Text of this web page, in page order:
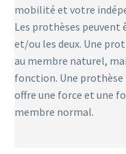
mobilité et votre
Les prothèses
et/ou les deux. Une
au membre naturel,
fonction. Une
offre une force et une
membre normal.